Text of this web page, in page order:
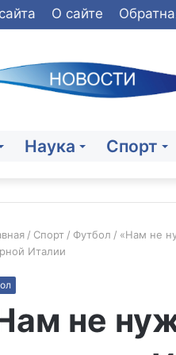
О сайте
Наука Спорт
/ Спорт / Футбол / «Нам не
Италии
не
сократить